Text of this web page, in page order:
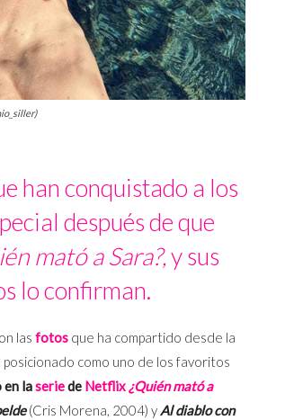
han conquistado a los
después de que
mató a Sara?,y sus
lo confirman.
las fotos que ha compartido desde la
posicionado como uno de los favoritos
en laseriede Netflix ¿Quién mató a
(Cris Morena, 2004) yAl diablo con